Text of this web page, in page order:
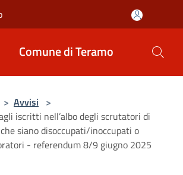
Comune di Teramo
> Avvisi >
iscritti nell’albo degli scrutatori di
siano disoccupati/inoccupati o
- referendum 8/9 giugno 2025